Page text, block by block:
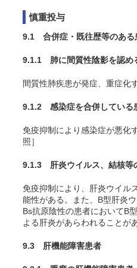
慎重投与
9.1 合併症・既往歴等のある
9.1.1 肺に間質性陰影を認め
間質性肺疾患が発症、重症化
9.1.2 感染症を合併している
免疫抑制により感染症が悪化
照］
9.1.3 肝炎ウイルス、結核等
免疫抑制により、肝炎ウイル
能性がある。また、B型肝炎
Bs抗原陰性の患者においてB
よる肝炎があらわれることが
9.3 肝機能障害患者